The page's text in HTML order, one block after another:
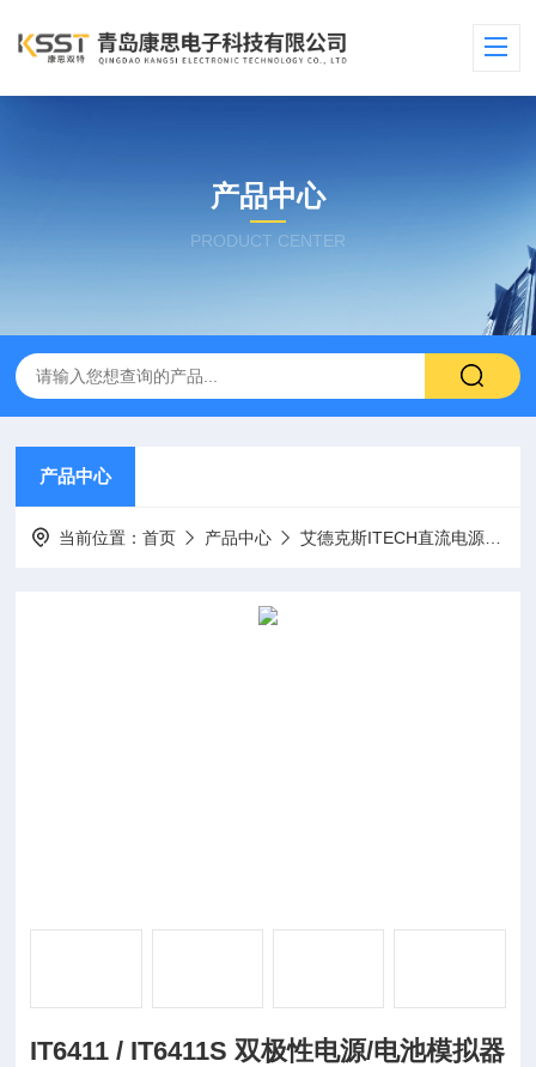
产品中心
PRODUCT CENTER
产品中心
当前位置：首页 产品中心 艾德克斯ITECH直流电源
IT6411 / IT6411S 双极性电源/电池模拟器